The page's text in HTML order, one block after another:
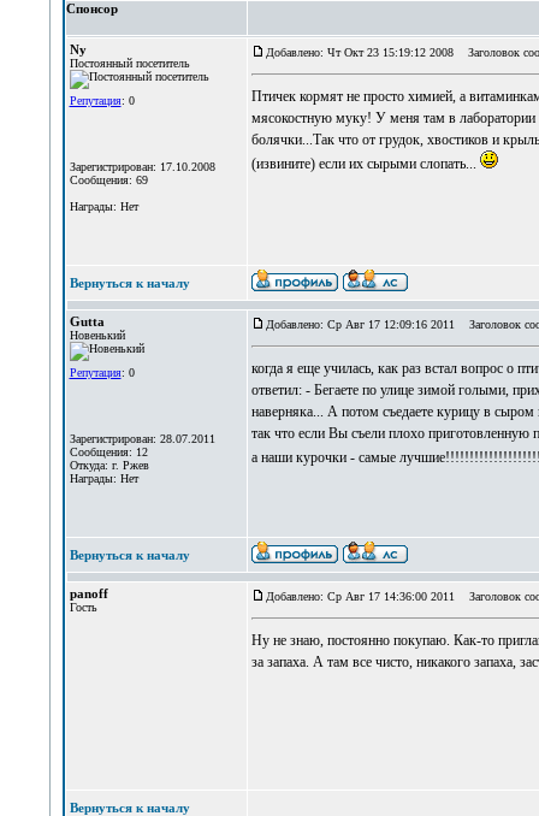
Спонсор
Ny
Постоянный посетитель
Репутация: 0
Зарегистрирован: 17.10.2008
Сообщения: 69
Награды: Нет
Добавлено: Чт Окт 23 15:19:12 2008 Заголовок
Птичек кормят не просто химией, а
мясокостную муку! У меня там в лаборатории
болячки...Так что от грудок, хвостиков и
(извините) если их сырыми слопать...
Вернуться к началу
Gutta
Новенький
Репутация: 0
Зарегистрирован: 28.07.2011
Сообщения: 12
Откуда: г. Ржев
Награды: Нет
Добавлено: Ср Авг 17 12:09:16 2011 Заголовок
когда я еще училась, как раз встал вопрос о
ответил: - Бегаете по улице зимой голыми,
наверняка... А потом съедаете курицу в
так что если Вы съели плохо приготовленную
а наши курочки - самые
Вернуться к началу
panoff
Гость
Добавлено: Ср Авг 17 14:36:00 2011 Заголовок
Ну не знаю, постоянно покупаю. Как-то
за запаха. А там все чисто, никакого запаха,
Вернуться к началу